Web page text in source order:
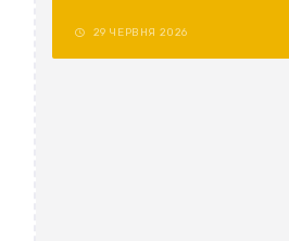
29 ЧЕРВНЯ 2026